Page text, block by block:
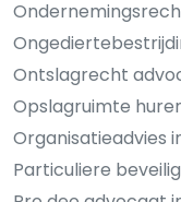
Ontslagrecht
Opslagruimte
Organisatieadvies
Particuliere